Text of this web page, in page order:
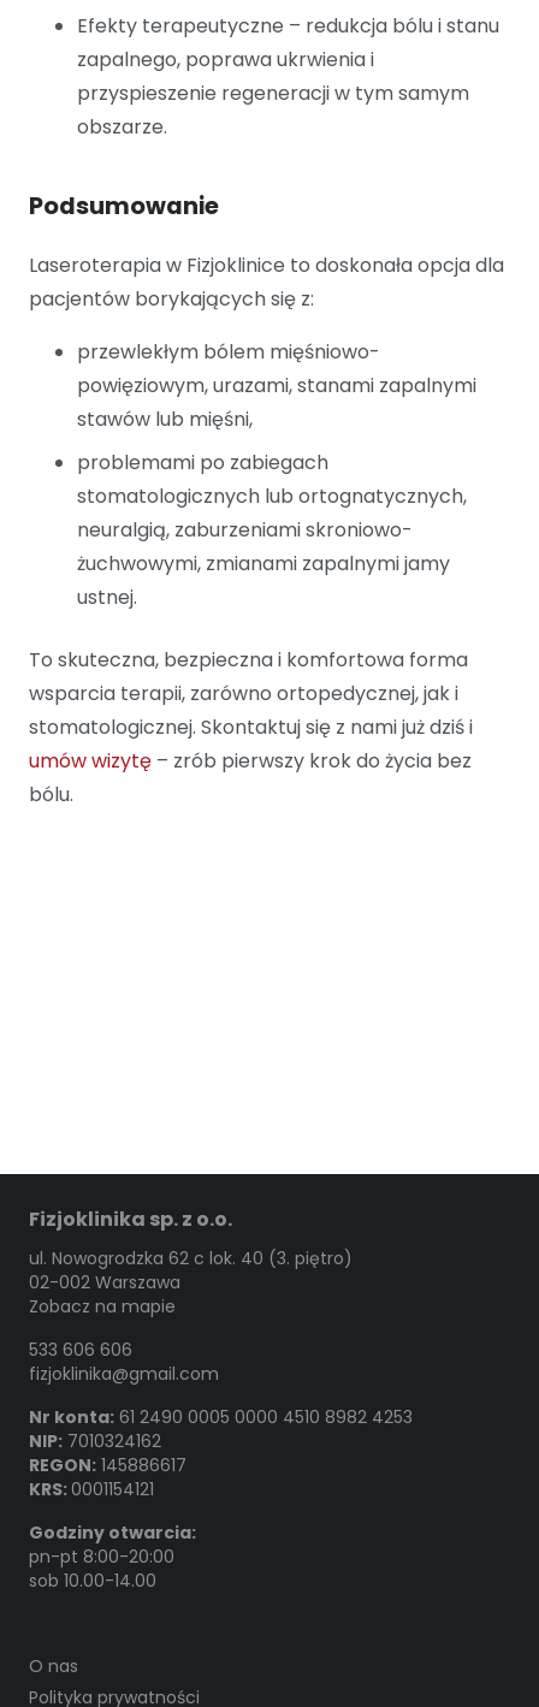
Efekty terapeutyczne – redukcja bólu i stanu
zapalnego, poprawa ukrwienia i
przyspieszenie regeneracji w tym samym
obszarze.
Podsumowanie
Laseroterapia w Fizjoklinice to doskonała opcja dla
pacjentów borykających się z:
przewlekłym bólem mięśniowo-
powięziowym, urazami, stanami zapalnymi
stawów lub mięśni,
problemami po zabiegach
stomatologicznych lub ortognatycznych,
neuralgią, zaburzeniami skroniowo-
żuchwowymi, zmianami zapalnymi jamy
ustnej.
To skuteczna, bezpieczna i komfortowa forma
wsparcia terapii, zarówno ortopedycznej, jak i
stomatologicznej. Skontaktuj się z nami już dziś i
umów wizytę – zrób pierwszy krok do życia bez
bólu.
Fizjoklinika sp. z o.o.
ul. Nowogrodzka 62 c lok. 40 (3. piętro)
02-002 Warszawa
Zobacz na mapie
533 606 606
fizjoklinika@gmail.com
Nr konta: 61 2490 0005 0000 4510 8982 4253
NIP: 7010324162
REGON: 145886617
KRS:0001154121
Godziny otwarcia:
pn-pt 8:00-20:00
sob 10.00-14.00
O nas
Polityka prywatności